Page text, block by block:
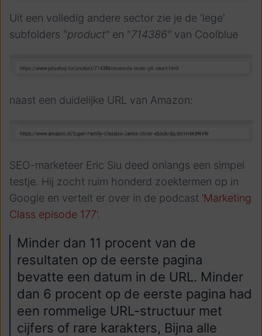
Uit een volledig andere sector zie je de 'lege'
subfolders "product" en "714386" van Coolblue
naast een duidelijke URL van Amazon:
SEO-marketeer Eric Siu deed onlangs een simpel
testje. Hij zocht ruim honderd zoektermen op in
Google en vertelt er over in de podcast ‘Marketing
Class episode 177’.
Minder dan 11 procent van de
resultaten op de eerste pagina
bevatte een datum in de URL. Minder
dan 6 procent op de eerste pagina had
een rommelige URL-structuur met
cijfers of rare karakters, Bijna alle